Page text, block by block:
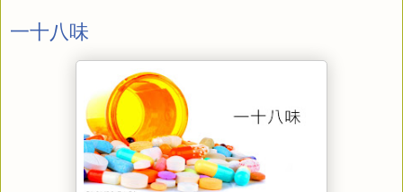
一十八味